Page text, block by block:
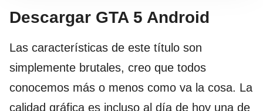
Descargar GTA 5 Android
Las características de este título son
simplemente brutales, creo que todos
conocemos más o menos como va la cosa. La
calidad gráfica es incluso al día de hoy una de